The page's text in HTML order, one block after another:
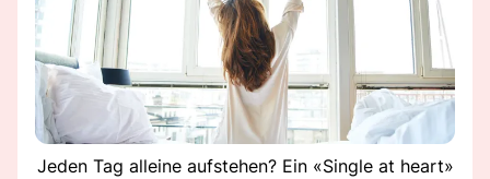
Jeden Tag alleine aufstehen? Ein «Single at heart»